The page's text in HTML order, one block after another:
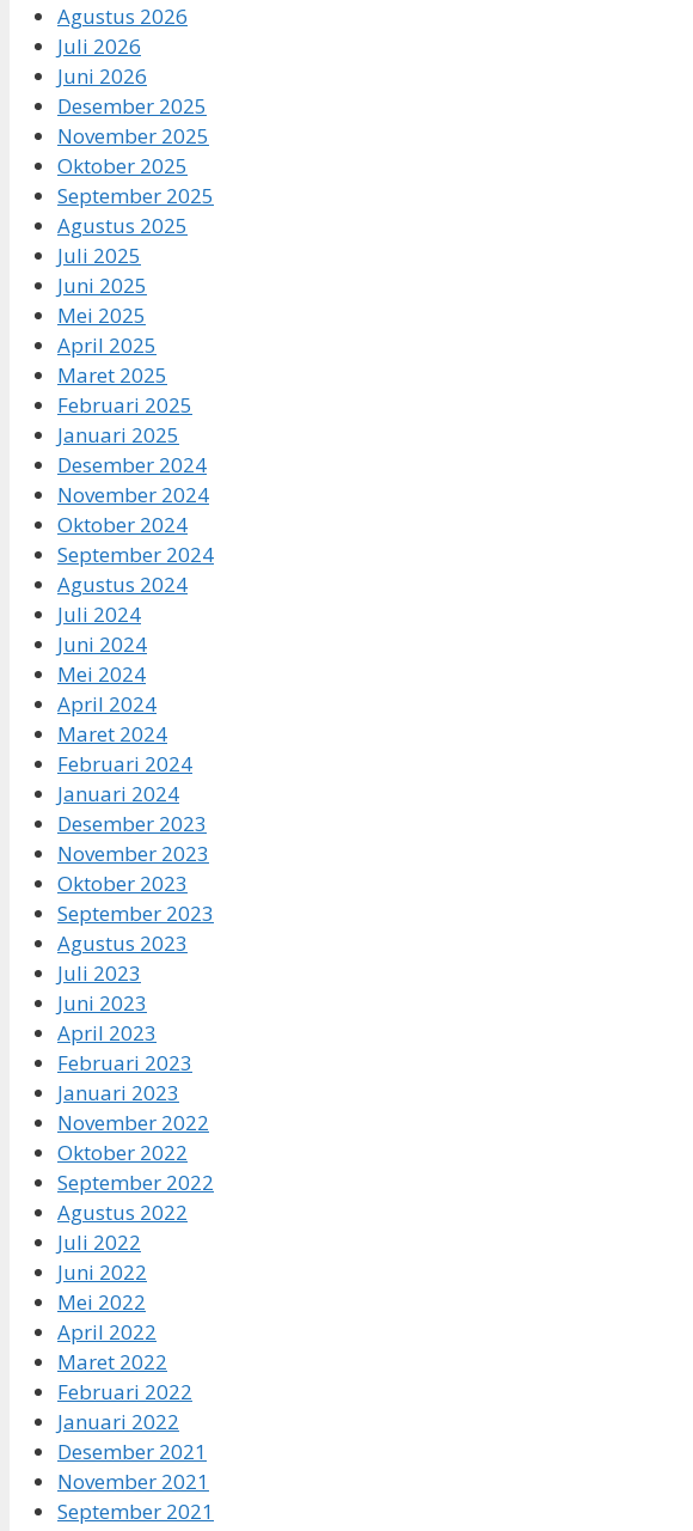
Agustus 2026
Juli 2026
Juni 2026
Desember 2025
November 2025
Oktober 2025
September 2025
Agustus 2025
Juli 2025
Juni 2025
Mei 2025
April 2025
Maret 2025
Februari 2025
Januari 2025
Desember 2024
November 2024
Oktober 2024
September 2024
Agustus 2024
Juli 2024
Juni 2024
Mei 2024
April 2024
Maret 2024
Februari 2024
Januari 2024
Desember 2023
November 2023
Oktober 2023
September 2023
Agustus 2023
Juli 2023
Juni 2023
April 2023
Februari 2023
Januari 2023
November 2022
Oktober 2022
September 2022
Agustus 2022
Juli 2022
Juni 2022
Mei 2022
April 2022
Maret 2022
Februari 2022
Januari 2022
Desember 2021
November 2021
September 2021